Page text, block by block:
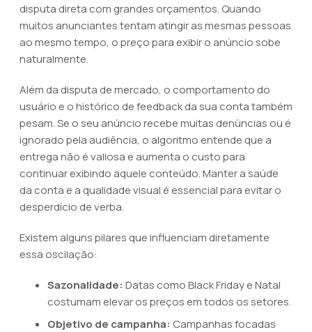
disputa direta com grandes orçamentos. Quando
muitos anunciantes tentam atingir as mesmas pessoas
ao mesmo tempo, o preço para exibir o anúncio sobe
naturalmente.
Além da disputa de mercado, o comportamento do
usuário e o histórico de feedback da sua conta também
pesam. Se o seu anúncio recebe muitas denúncias ou é
ignorado pela audiência, o algoritmo entende que a
entrega não é valiosa e aumenta o custo para
continuar exibindo aquele conteúdo. Manter a saúde
da conta e a qualidade visual é essencial para evitar o
desperdício de verba.
Existem alguns pilares que influenciam diretamente
essa oscilação:
Sazonalidade: Datas como Black Friday e Natal
costumam elevar os preços em todos os setores.
Objetivo de campanha: Campanhas focadas